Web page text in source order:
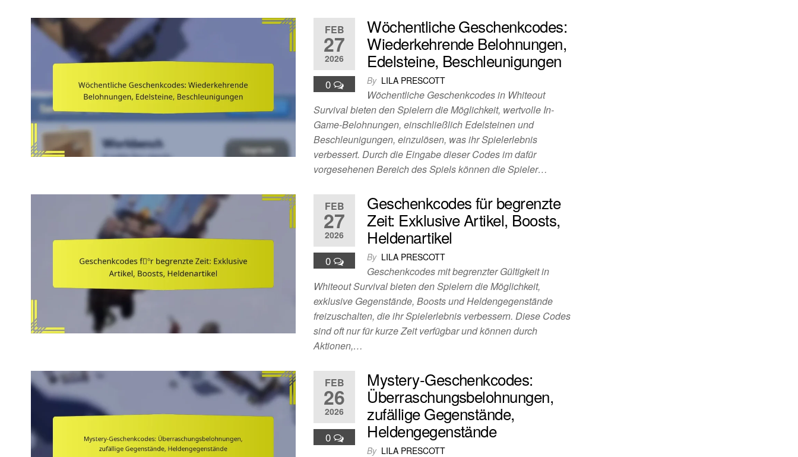
FEB
27
2026
0
Wöchentliche Geschenkcodes:
Wiederkehrende Belohnungen,
Edelsteine, Beschleunigungen
By LILA PRESCOTT
Wöchentliche Geschenkcodes in Whiteout
Survival bieten den Spielern die Möglichkeit, wertvolle In-
Game-Belohnungen, einschließlich Edelsteinen und
Beschleunigungen, einzulösen, was ihr Spielerlebnis
verbessert. Durch die Eingabe dieser Codes im dafür
vorgesehenen Bereich des Spiels können die Spieler…
FEB
27
2026
0
Geschenkcodes für begrenzte
Zeit: Exklusive Artikel, Boosts,
Heldenartikel
By LILA PRESCOTT
Geschenkcodes mit begrenzter Gültigkeit in
Whiteout Survival bieten den Spielern die Möglichkeit,
exklusive Gegenstände, Boosts und Heldengegenstände
freizuschalten, die ihr Spielerlebnis verbessern. Diese Codes
sind oft nur für kurze Zeit verfügbar und können durch
Aktionen,…
FEB
26
2026
0
Mystery-Geschenkcodes:
Überraschungsbelohnungen,
zufällige Gegenstände,
Heldengegenstände
By LILA PRESCOTT